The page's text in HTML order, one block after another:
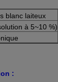
blanc laiteux
à 5~10 %)
: